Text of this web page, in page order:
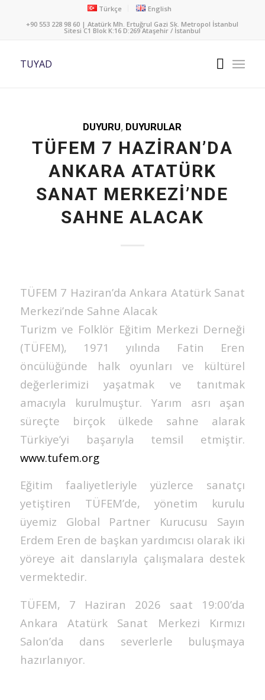
Türkçe
English
+90 553 228 98 60 | Atatürk Mh. Ertuğrul Gazi Sk. Metropol İstanbul
Sitesi C1 Blok K:16 D:269 Ataşehir / İstanbul
TUYAD
DUYURU, DUYURULAR
TÜFEM 7 HAZIRAN’DA
ANKARA ATATÜRK
SANAT MERKEZI’NDE
SAHNE ALACAK
TÜFEM 7 Haziran’da Ankara Atatürk Sanat
Merkezi’nde Sahne Alacak
Turizm ve Folklör Eğitim Merkezi Derneği
(TÜFEM), 1971 yılında Fatin Eren
öncülüğünde halk oyunları ve kültürel
değerlerimizi yaşatmak ve tanıtmak
amacıyla kurulmuştur. Yarım asrı aşan
süreçte birçok ülkede sahne alarak
Türkiye’yi başarıyla temsil etmiştir.
www.tufem.org
Eğitim faaliyetleriyle yüzlerce sanatçı
yetiştiren TÜFEM’de, yönetim kurulu
üyemiz Global Partner Kurucusu Sayın
Erdem Eren de başkan yardımcısı olarak iki
yöreye ait danslarıyla çalışmalara destek
vermektedir.
TÜFEM, 7 Haziran 2026 saat 19:00’da
Ankara Atatürk Sanat Merkezi Kırmızı
Salon’da dans severlerle buluşmaya
hazırlanıyor.